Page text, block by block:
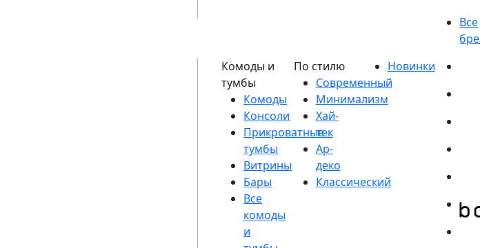
Комоды
Консоли
Прикроватные
тумбы
Витрины
Бары